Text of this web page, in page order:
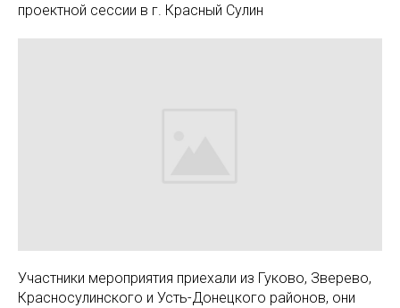
проектной сессии в г. Красный Сулин
Участники мероприятия приехали из Гуково, Зверево,
Красносулинского и Усть-Донецкого районов, они